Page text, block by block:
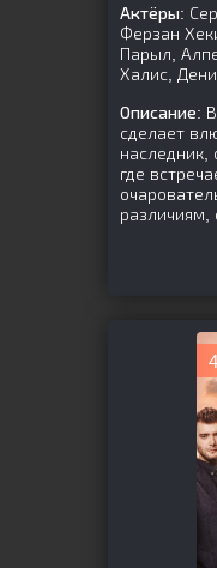
Актёры:
Ферзан
Парыл,
Халис,
Описание:
сделает
наследник,
где
различиям,